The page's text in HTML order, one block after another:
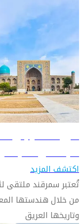
دليل السفر إلى
تعرّف على سمرقند
اكتشف المزيد
تُعتبر سمرقند ملتقى
من خلال هندستها
وتاريخها العريق